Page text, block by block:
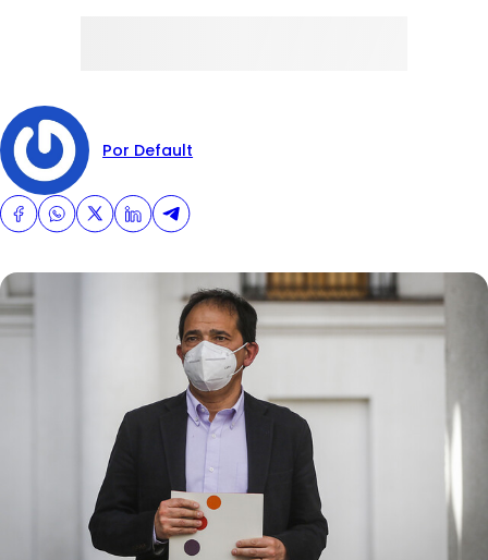
Por Default